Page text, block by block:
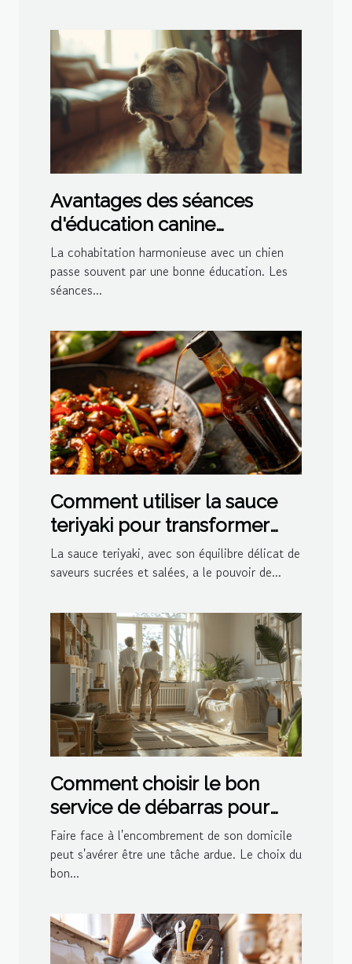
Avantages des séances
d'éducation canine
personnalisées à domicile
La cohabitation harmonieuse avec un chien
passe souvent par une bonne éducation. Les
séances...
Comment utiliser la sauce
teriyaki pour transformer
vos plats
La sauce teriyaki, avec son équilibre délicat de
saveurs sucrées et salées, a le pouvoir de...
Comment choisir le bon
service de débarras pour
votre domicile
Faire face à l'encombrement de son domicile
peut s'avérer être une tâche ardue. Le choix du
bon...